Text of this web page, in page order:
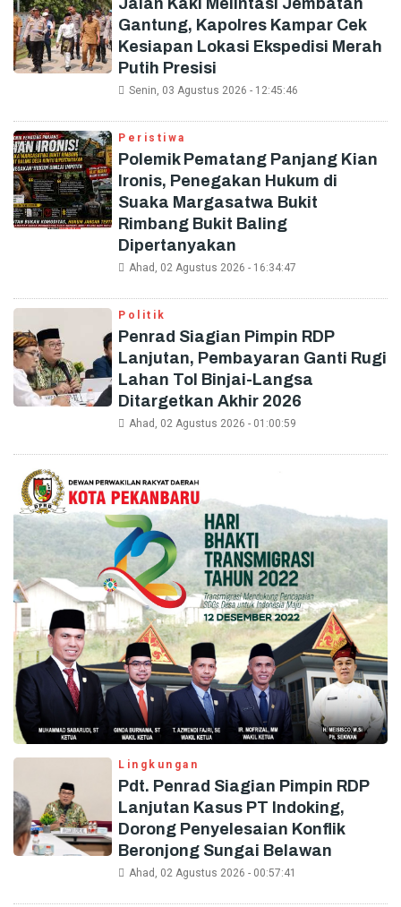
Gantung, Kapolres Kampar Cek
Kesiapan Lokasi Ekspedisi Merah
Putih Presisi
Senin, 03 Agustus 2026 - 12:45:46
Peristiwa
Polemik Pematang Panjang Kian
Ironis, Penegakan Hukum di
Suaka Margasatwa Bukit
Rimbang Bukit Baling
Dipertanyakan
Ahad, 02 Agustus 2026 - 16:34:47
Politik
Penrad Siagian Pimpin RDP
Lanjutan, Pembayaran Ganti Rugi
Lahan Tol Binjai-Langsa
Ditargetkan Akhir 2026
Ahad, 02 Agustus 2026 - 01:00:59
Lingkungan
Pdt. Penrad Siagian Pimpin RDP
Lanjutan Kasus PT Indoking,
Dorong Penyelesaian Konflik
Beronjong Sungai Belawan
Ahad, 02 Agustus 2026 - 00:57:41